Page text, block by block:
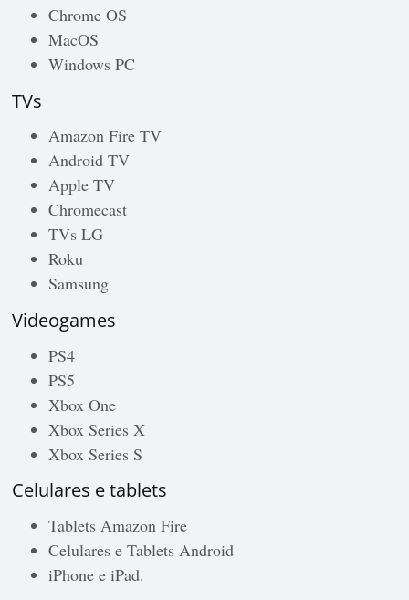
Chrome OS
MacOS
Windows PC
TVs
Amazon Fire TV
Android TV
Apple TV
Chromecast
TVs LG
Roku
Samsung
Videogames
PS4
PS5
Xbox One
Xbox Series X
Xbox Series S
Celulares e tablets
Tablets Amazon Fire
Celulares e Tablets Android
iPhone e iPad.